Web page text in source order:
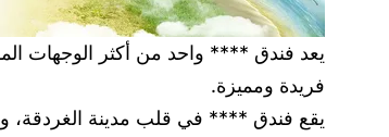
يعد فندق **** واحد من أكثر الوجهات
فريدة ومميزة.
يقع فندق **** في قلب مدينة الغردقة،